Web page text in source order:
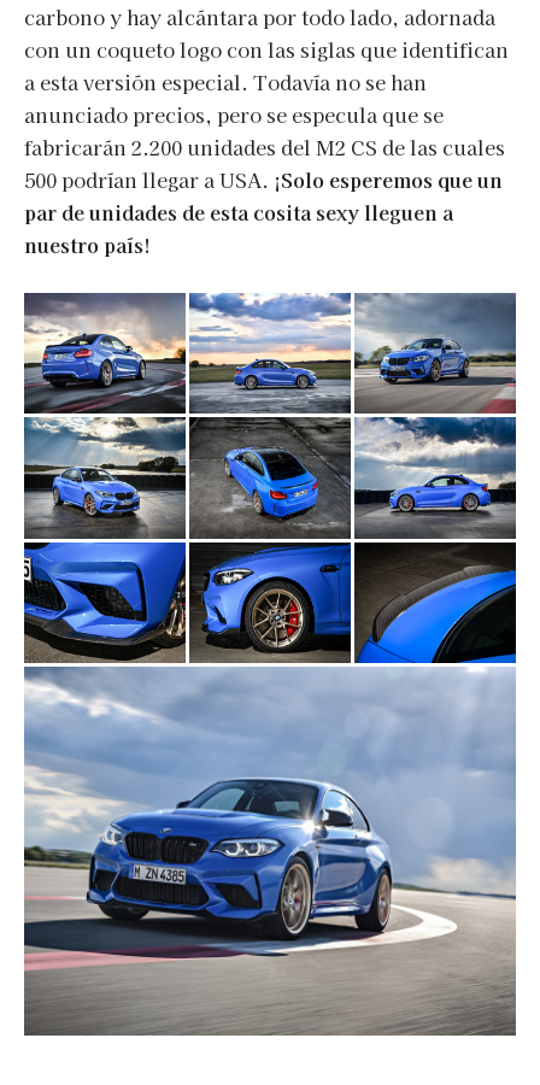
carbono y hay alcántara por todo lado, adornada
con un coqueto logo con las siglas que identifican
a esta versión especial. Todavía no se han
anunciado precios, pero se especula que se
fabricarán 2.200 unidades del M2 CS de las cuales
500 podrían llegar a USA. ¡Solo esperemos que un
par de unidades de esta cosita sexy lleguen a
nuestro país!